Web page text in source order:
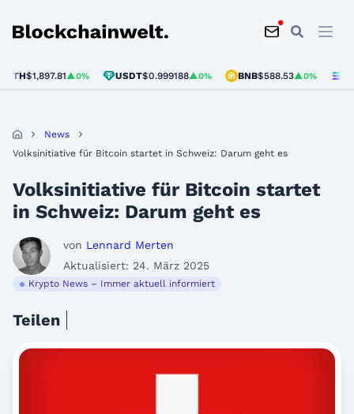
Blockchainwelt
$1,897.81▲0% USDT$0.999188▲0% BNB$588.53▲0% SOL
News
Volksinitiative für Bitcoin startet in Schweiz: Darum geht es
Volksinitiative für Bitcoin startet
in Schweiz: Darum geht es
von Lennard Merten
Aktualisiert: 24. März 2025
Krypto News – Immer aktuell informiert
Teilen